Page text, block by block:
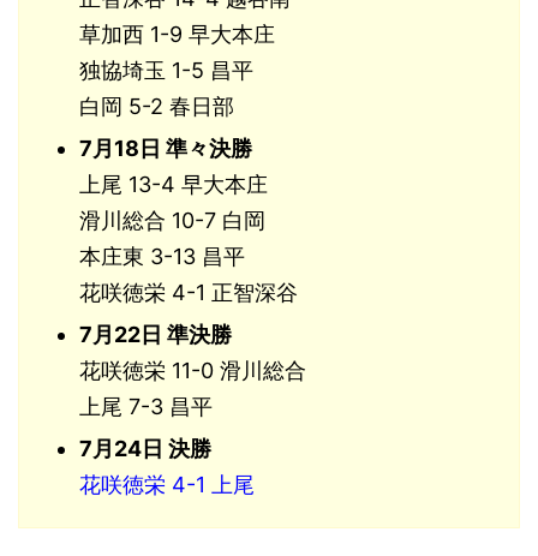
草加西 1-9 早大本庄
独協埼玉 1-5 昌平
白岡 5-2 春日部
7月18日 準々決勝
上尾 13-4 早大本庄
滑川総合 10-7 白岡
本庄東 3-13 昌平
花咲徳栄 4-1 正智深谷
7月22日 準決勝
花咲徳栄 11-0 滑川総合
上尾 7-3 昌平
7月24日 決勝
花咲徳栄 4-1 上尾